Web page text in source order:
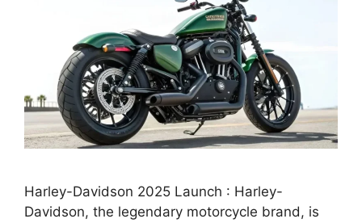
Harley-Davidson 2025 Launch : Harley-
Davidson, the legendary motorcycle brand, is